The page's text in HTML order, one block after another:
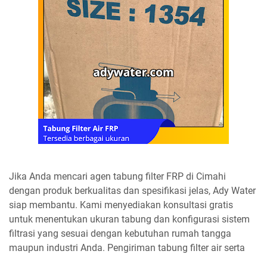
Jika Anda mencari agen tabung filter FRP di Cimahi
dengan produk berkualitas dan spesifikasi jelas, Ady Water
siap membantu. Kami menyediakan konsultasi gratis
untuk menentukan ukuran tabung dan konfigurasi sistem
filtrasi yang sesuai dengan kebutuhan rumah tangga
maupun industri Anda. Pengiriman tabung filter air serta